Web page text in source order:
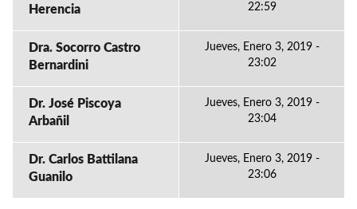
Herencia
22:59
Dra. Socorro Castro
Bernardini
Jueves, Enero 3, 2019 -
23:02
Dr. José Piscoya
Arbañil
Jueves, Enero 3, 2019 -
23:04
Dr. Carlos Battilana
Guanilo
Jueves, Enero 3, 2019 -
23:06